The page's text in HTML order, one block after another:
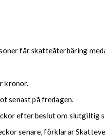
får skatteåterbäring
kronor.
senast på fredagen.
efter beslut om slutgiltig
senare, förklarar